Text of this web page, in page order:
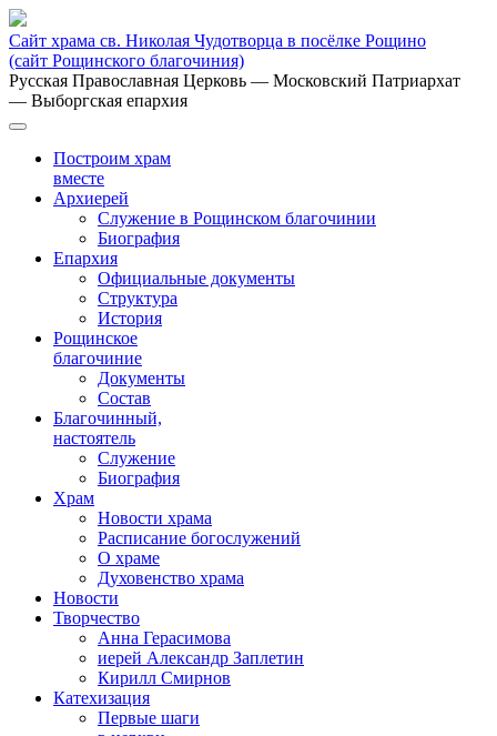
Сайт храма св. Николая Чудотворца в посёлке Рощино
(сайт Рощинского благочиния)
Русская Православная Церковь — Московский Патриархат
— Выборгская епархия
Построим храм
вместе
Архиерей
Служение в Рощинском благочинии
Биография
Епархия
Официальные документы
Структура
История
Рощинское
благочиние
Документы
Состав
Благочинный,
настоятель
Служение
Биография
Храм
Новости храма
Расписание богослужений
О храме
Духовенство храма
Новости
Творчество
Анна Герасимова
иерей Александр Заплетин
Кирилл Смирнов
Катехизация
Первые шаги